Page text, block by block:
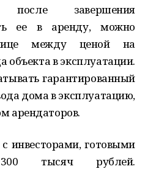
завершения
ее в аренду, можно
между ценой на
объекта в эксплуатации.
гарантированный
дома в эксплуатацию,
арендаторов.
инвесторами, готовыми
тысяч рублей.